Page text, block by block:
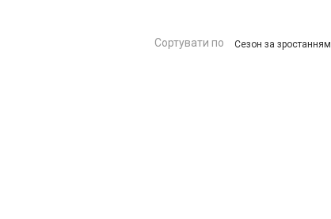
Сортувати по Сезон за зростанням